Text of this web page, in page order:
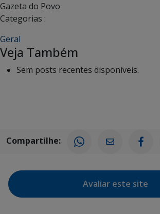
Gazeta do Povo
Categorias :
Geral
Veja Também
Sem posts recentes disponíveis.
Compartilhe:
Avaliar este site